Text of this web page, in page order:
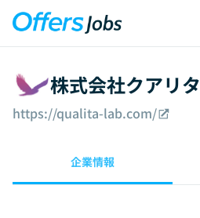
株式会社クアリタ
https://qualita-lab.com/
企業情報